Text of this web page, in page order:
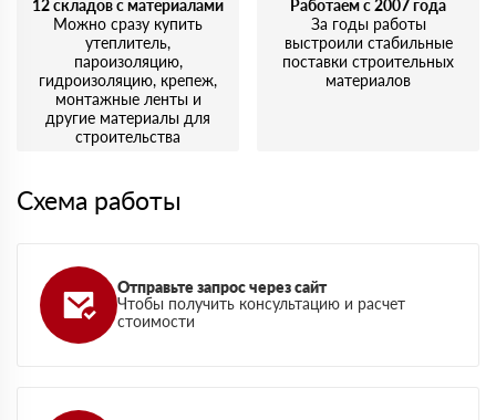
12 складов с материалами
Можно сразу купить
утеплитель,
пароизоляцию,
гидроизоляцию, крепеж,
монтажные ленты и
другие материалы для
строительства
Работаем с 2007 года
За годы работы
выстроили стабильные
поставки строительных
материалов
Схема работы
Отправьте запрос через сайт
Чтобы получить консультацию и расчет
стоимости